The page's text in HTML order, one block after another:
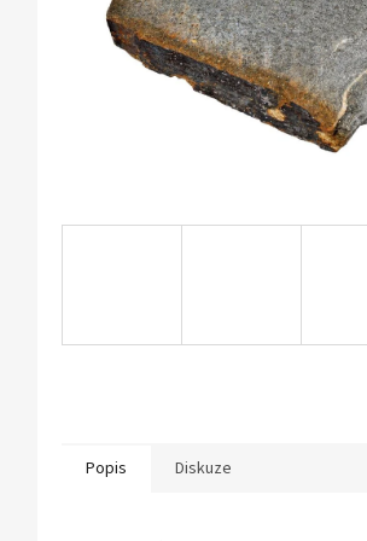
Popis Diskuze